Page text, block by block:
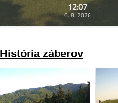
12:07
6. 8. 2026
História záberov